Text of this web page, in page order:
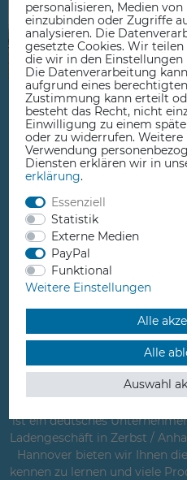
Kaufen Sie
Ihren 3D-
Wenn Sie als Privatperson
Software bestellen, finden
Wert darauf, Ihnen beste
professionelle
Kompetente Beratung
gewährleisten wir durch
langjährige Erfahrung in
ist ein deutsches
Ladengeschäft in Zerbst /
Hannover bieten wir Ihnen
kennen zu lernen und viele
personalisieren, Medien
einzubinden oder Zugriffe
analysieren. Die
gesetzte Cookies. Wir
die wir in den Einstellungen
Die Datenverarbeitung
aufgrund eines
Zustimmung kann erteilt
besteht das Recht, nicht
Einwilligung zu einem
oder zu widerrufen.
Verwendung
Diensten erklären wir in
erklärung.
Essenziell
Statistik
Externe Medien
PayPal
Funktional
Weitere Einstellungen
Alle
Alle
Auswahl